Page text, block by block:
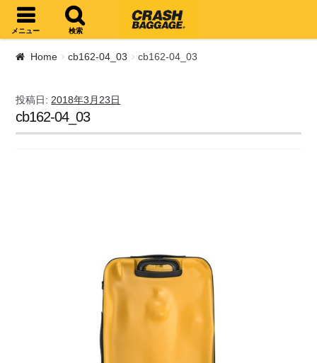
ナビゲーションへスキップ
コンテンツへスキップ
メニュー 検索
Home cb162-04_03 cb162-04_03
投稿日: 2018年3月23日
cb162-04_03